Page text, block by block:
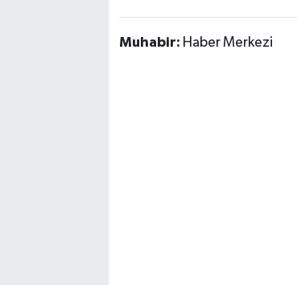
Muhabir: Haber Merkezi